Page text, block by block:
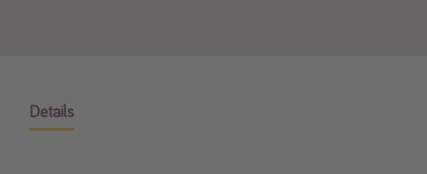
Details